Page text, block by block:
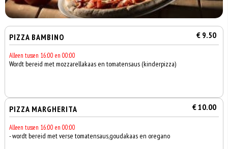
PIZZA BAMBINO € 9.50
Alleen tussen 16:00 en 00:00
Wordt bereid met mozzarellakaas en tomatensaus (kinderpizza)
PIZZA MARGHERITA € 10.00
Alleen tussen 16:00 en 00:00
- wordt bereid met verse tomatensaus,goudakaas en oregano